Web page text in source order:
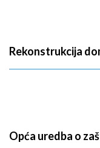
Rekonstrukcija
Opća uredba o